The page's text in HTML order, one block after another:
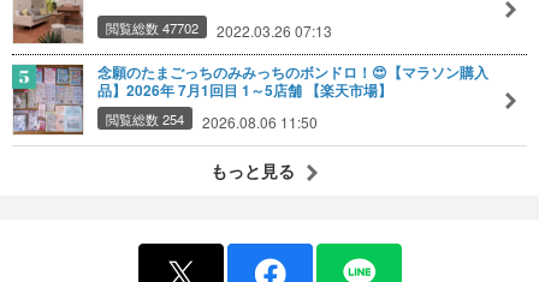
閲覧総数 47702 2022.03.26 07:13
念願のたまごっちのみみっちのボンドロ！😍【マラソン購入
品】2026年 7月1回目 1～5店舗 【楽天市場】
閲覧総数 254 2026.08.06 11:50
もっと見る